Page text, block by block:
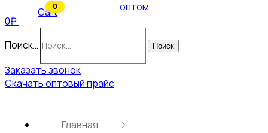
0₽
0
Cart
Поиск… Поиск
Заказать звонок
Скачать оптовый прайс
Главная
🡢